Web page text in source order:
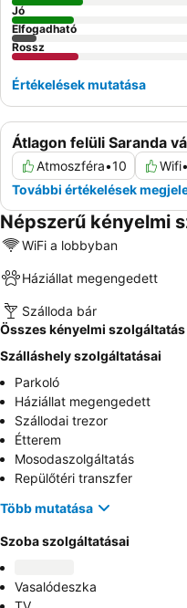
Átlagon felüli Saranda
Atmoszféra•10 Wifi•
További értékelések
Jó
Elfogadható
Rossz
Értékelések mutatása
Népszerű kényelmi
WiFi a lobbyban
Háziállat megengedett
Szálloda bár
Összes kényelmi szolgáltatás
Szálláshely szolgáltatásai
Parkoló
Háziállat megengedett
Szállodai trezor
Étterem
Mosodaszolgáltatás
Repülőtéri transzfer
Több mutatása
Szoba szolgáltatásai
Vasalódeszka